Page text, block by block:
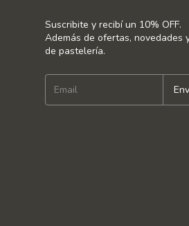
Suscribite y recibí un 10% OFF.
Además de ofertas, novedades
de pastelería.